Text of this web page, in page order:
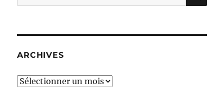
pour :
ARCHIVES
ARCHIVES